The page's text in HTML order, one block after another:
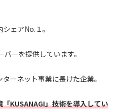
ェアNo.１。
ーを提供しています。
ーネット事業に長けた企業。
「KUSANAGI」技術を導入してい